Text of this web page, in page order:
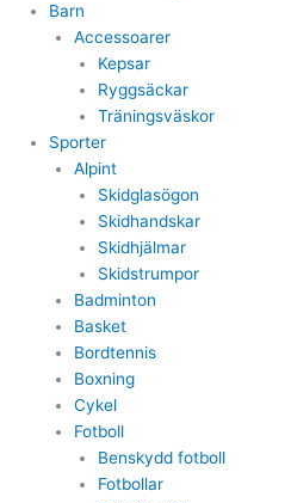
Barn
Accessoarer
Kepsar
Ryggsäckar
Träningsväskor
Sporter
Alpint
Skidglasögon
Skidhandskar
Skidhjälmar
Skidstrumpor
Badminton
Basket
Bordtennis
Boxning
Cykel
Fotboll
Benskydd fotboll
Fotbollar